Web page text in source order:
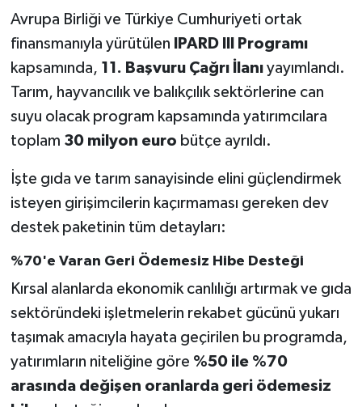
Avrupa Birliği ve Türkiye Cumhuriyeti ortak
finansmanıyla yürütülen
IPARD III Programı
kapsamında, 11. Başvuru Çağrı İlanıyayımlandı.
Tarım, hayvancılık ve balıkçılık sektörlerine can
suyu olacak program kapsamında yatırımcılara
toplam 30 milyon euro bütçe ayrıldı.
İşte gıda ve tarım sanayisinde elini güçlendirmek
isteyen girişimcilerin kaçırmaması gereken dev
destek paketinin tüm detayları:
%70'e Varan Geri Ödemesiz Hibe Desteği
Kırsal alanlarda ekonomik canlılığı artırmak ve gıda
sektöründeki işletmelerin rekabet gücünü yukarı
taşımak amacıyla hayata geçirilen bu programda,
yatırımların niteliğine göre %50 ile %70
arasında değişen oranlarda geri ödemesiz